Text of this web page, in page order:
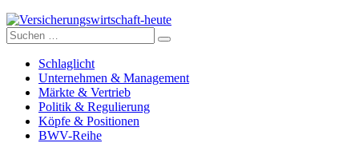
Versicherungswirtschaft-heute
Suche
nach:
Schlaglicht
Unternehmen & Management
Märkte & Vertrieb
Politik & Regulierung
Köpfe & Positionen
BWV-Reihe